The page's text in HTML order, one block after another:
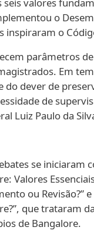
seis valores
o
inspiraram o
parâmetros
Em
do dever de
de
Luiz Paulo da
se iniciaram
Valores
ou Revisão?”
que trataram
de Bangalore.